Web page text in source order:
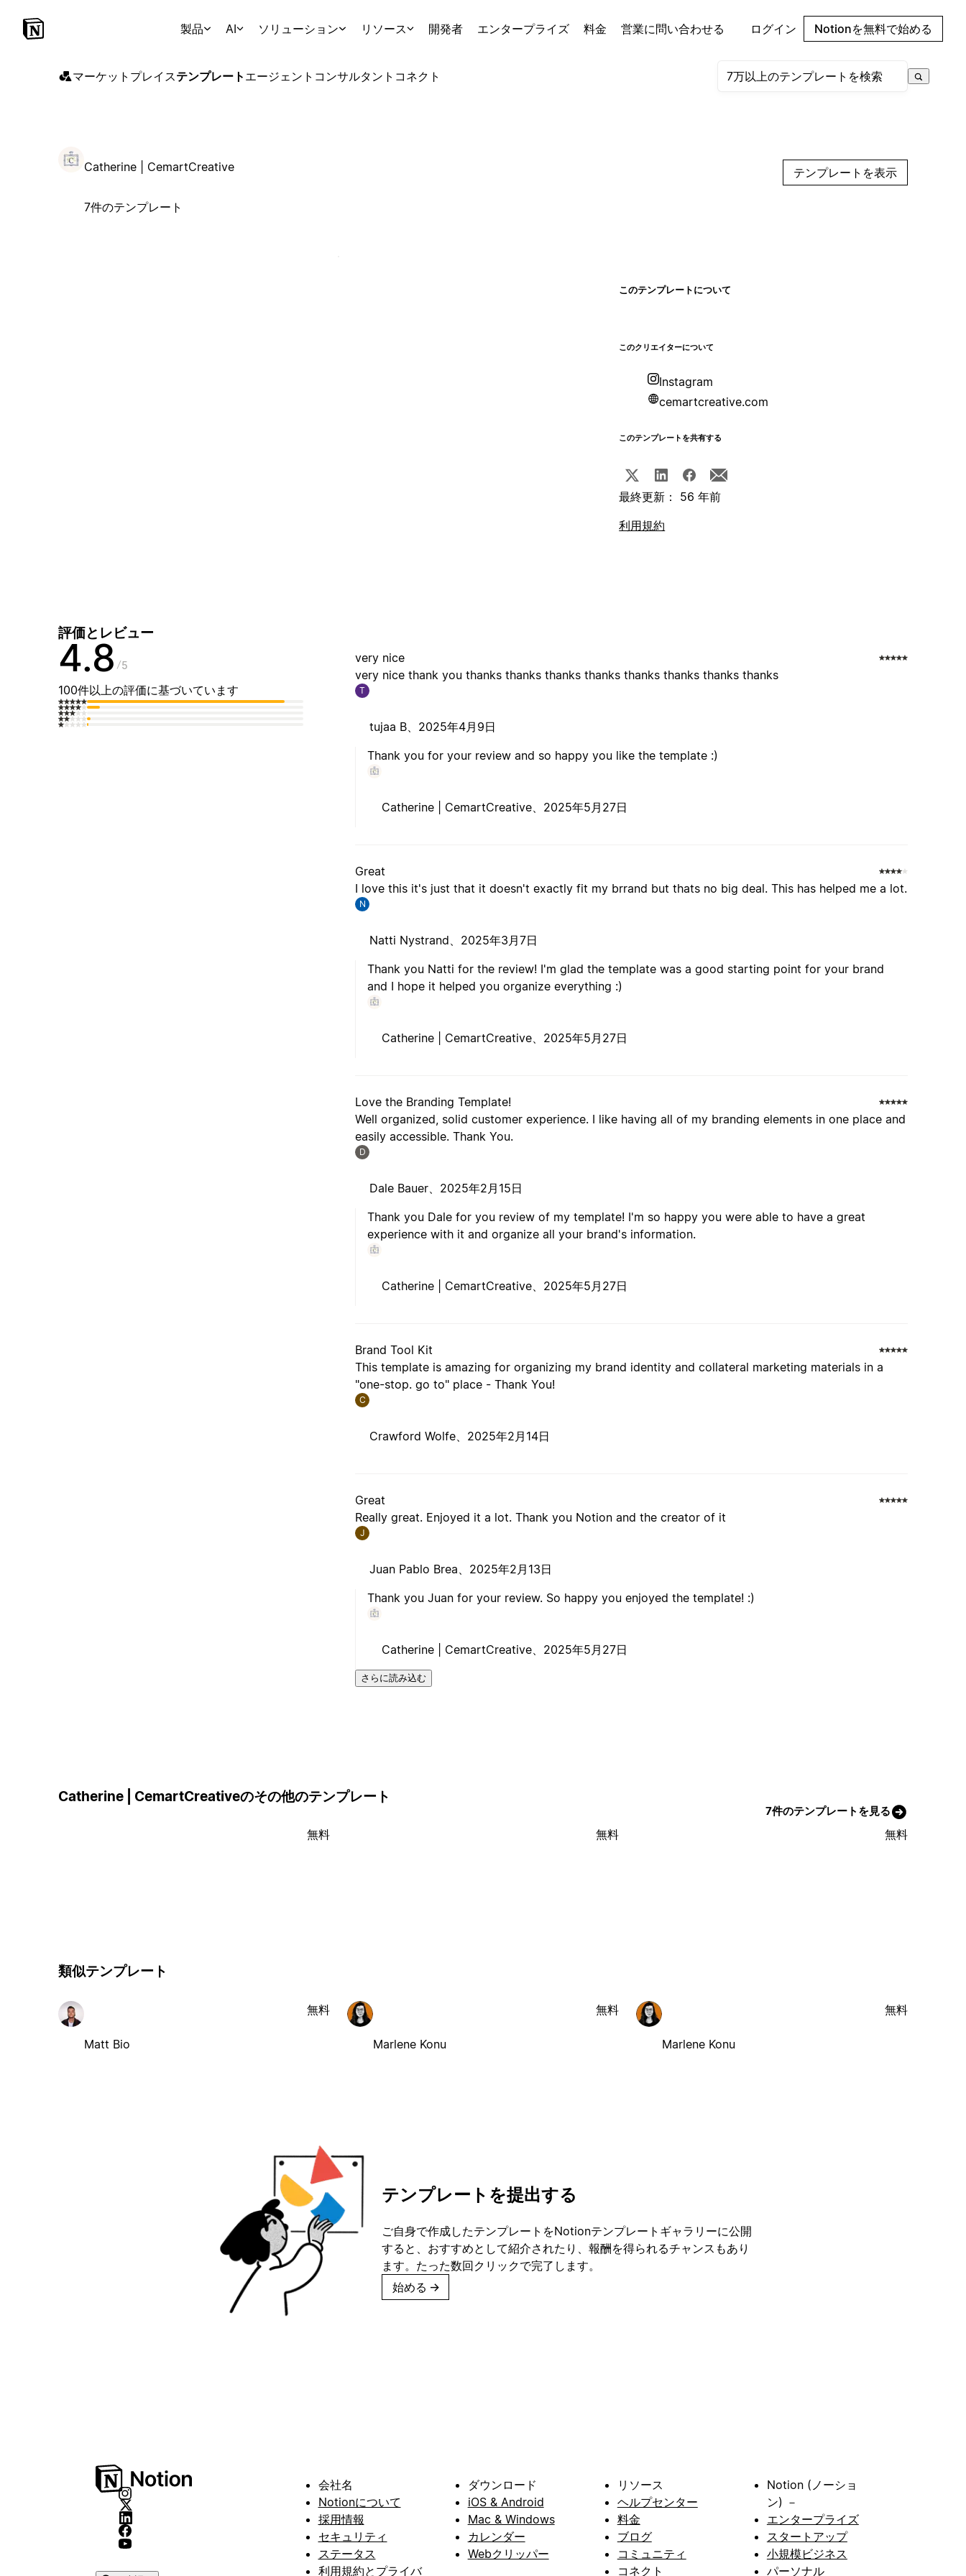
製品 AI ソリューション リソース 開発者 エンタープライズ 料金 営業に問い合わせる ログイン Notionを無料で始める
マーケットプレイステンプレート エージェント コンサルタント コネクト
Catherine | CemartCreative
7件のテンプレート
テンプレートを表示
このテンプレートについて
このクリエイターについて
Instagram
cemartcreative.com
このテンプレートを共有する
最終更新： 56 年前
利用規約
評価とレビュー
4.8 5
100件以上の評価に基づいています
very nice
very nice thank you thanks thanks thanks thanks thanks thanks thanks thanks
T
tujaa B、 2025年4月9日
Thank you for your review and so happy you like the template :)
Catherine | CemartCreative、 2025年5月27日
Great
I love this it's just that it doesn't exactly fit my brrand but thats no big deal. This has helped me a lot.
N
Natti Nystrand、 2025年3月7日
Thank you Natti for the review! I'm glad the template was a good starting point for your brand
and I hope it helped you organize everything :)
Catherine | CemartCreative、 2025年5月27日
Love the Branding Template!
Well organized, solid customer experience. I like having all of my branding elements in one place and
easily accessible. Thank You.
D
Dale Bauer、 2025年2月15日
Thank you Dale for you review of my template! I'm so happy you were able to have a great
experience with it and organize all your brand's information.
Catherine | CemartCreative、 2025年5月27日
Brand Tool Kit
This template is amazing for organizing my brand identity and collateral marketing materials in a
"one-stop. go to" place - Thank You!
C
Crawford Wolfe、 2025年2月14日
Great
Really great. Enjoyed it a lot. Thank you Notion and the creator of it
J
Juan Pablo Brea、 2025年2月13日
Thank you Juan for your review. So happy you enjoyed the template! :)
Catherine | CemartCreative、 2025年5月27日
さらに読み込む
Catherine | CemartCreativeのその他のテンプレート
7件のテンプレートを見る
無料 無料 無料
類似テンプレート
Matt Bio
無料
Marlene Konu
無料
Marlene Konu
無料
テンプレートを提出する
ご自身で作成したテンプレートをNotionテンプレートギャラリーに公開
すると、おすすめとして紹介されたり、報酬を得られるチャンスもあり
ます。たった数回クリックで完了します。
始める →
会社名
Notionについて
採用情報
セキュリティ
ステータス
利用規約とプライバ
ダウンロード
iOS & Android
Mac & Windows
カレンダー
Webクリッパー
リソース
ヘルプセンター
料金
ブログ
コミュニティ
コネクト
Notion (ノーショ
ン) －
エンタープライズ
スタートアップ
小規模ビジネス
パーソナル